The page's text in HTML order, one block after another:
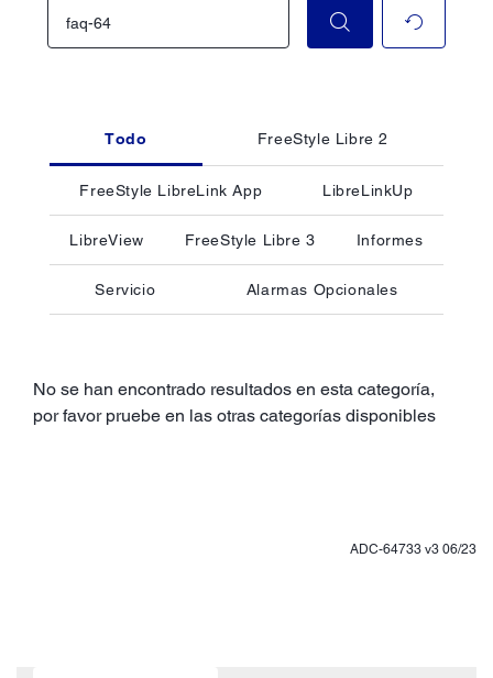
Todo FreeStyle Libre 2
FreeStyle LibreLink App LibreLinkUp
LibreView FreeStyle Libre 3 Informes
Servicio Alarmas Opcionales
No se han encontrado resultados en esta categoría,
por favor pruebe en las otras categorías disponibles
ADC-64733 v3 06/23